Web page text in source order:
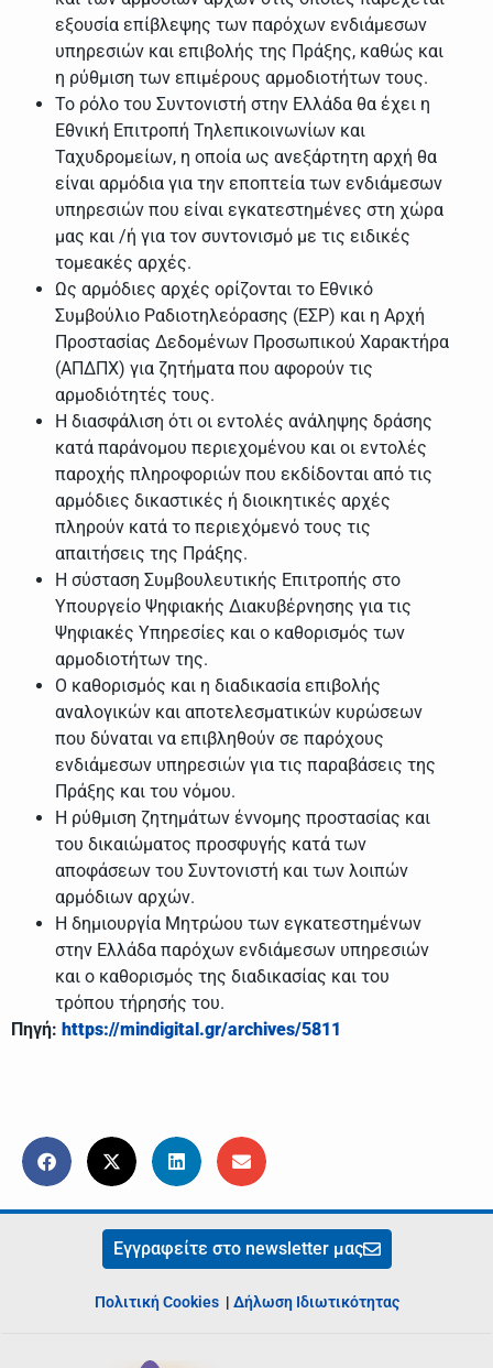
εξουσία επίβλεψης των παρόχων ενδιάμεσων
υπηρεσιών και επιβολής της Πράξης, καθώς και
η ρύθμιση των επιμέρους αρμοδιοτήτων τους.
Το ρόλο του Συντονιστή στην Ελλάδα θα έχει η
Εθνική Επιτροπή Τηλεπικοινωνίων και
Ταχυδρομείων, η οποία ως ανεξάρτητη αρχή θα
είναι αρμόδια για την εποπτεία των ενδιάμεσων
υπηρεσιών που είναι εγκατεστημένες στη χώρα
μας και /ή για τον συντονισμό με τις ειδικές
τομεακές αρχές.
Ως αρμόδιες αρχές ορίζονται το Εθνικό
Συμβούλιο Ραδιοτηλεόρασης (ΕΣΡ) και η Αρχή
Προστασίας Δεδομένων Προσωπικού Χαρακτήρα
(ΑΠΔΠΧ) για ζητήματα που αφορούν τις
αρμοδιότητές τους.
Η διασφάλιση ότι οι εντολές ανάληψης δράσης
κατά παράνομου περιεχομένου και οι εντολές
παροχής πληροφοριών που εκδίδονται από τις
αρμόδιες δικαστικές ή διοικητικές αρχές
πληρούν κατά το περιεχόμενό τους τις
απαιτήσεις της Πράξης.
Η σύσταση Συμβουλευτικής Επιτροπής στο
Υπουργείο Ψηφιακής Διακυβέρνησης για τις
Ψηφιακές Υπηρεσίες και ο καθορισμός των
αρμοδιοτήτων της.
Ο καθορισμός και η διαδικασία επιβολής
αναλογικών και αποτελεσματικών κυρώσεων
που δύναται να επιβληθούν σε παρόχους
ενδιάμεσων υπηρεσιών για τις παραβάσεις της
Πράξης και του νόμου.
Η ρύθμιση ζητημάτων έννομης προστασίας και
του δικαιώματος προσφυγής κατά των
αποφάσεων του Συντονιστή και των λοιπών
αρμόδιων αρχών.
Η δημιουργία Μητρώου των εγκατεστημένων
στην Ελλάδα παρόχων ενδιάμεσων υπηρεσιών
και ο καθορισμός της διαδικασίας και του
τρόπου τήρησής του.
Πηγή: https://mindigital.gr/archives/5811
Εγγραφείτε στο newsletter μας
Πολιτική Cookies | Δήλωση Ιδιωτικότητας